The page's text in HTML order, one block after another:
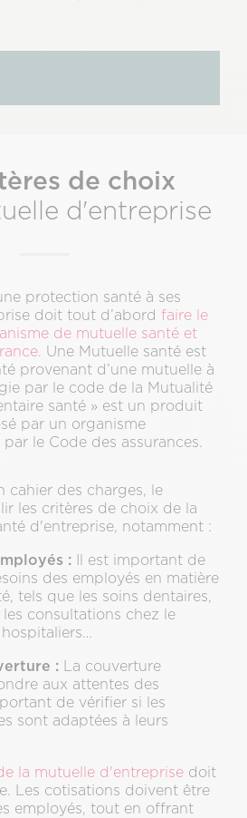
de choix
d'entreprise
protection santé à ses
doit tout d’abord faire le
de mutuelle santé et
Une Mutuelle santé est
provenant d’une mutuelle à
par le code de la Mutualité
santé » est un produit
par un organisme
par le Code des assurances.
cahier des charges, le
les critères de choix de la
d'entreprise, notamment :
: Il est important de
des employés en matière
tels que les soins dentaires,
les consultations chez le
:
La couverture
aux attentes des
de vérifier si les
sont adaptées à leurs
la mutuelle d'entreprise doit
Les cotisations doivent être
employés, tout en offrant